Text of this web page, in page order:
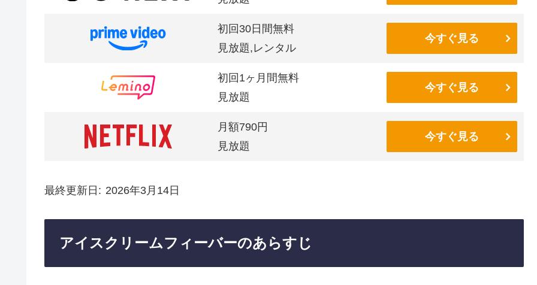
初回30日間無料
見放題,レンタル
今すぐ見る
初回1ヶ月間無料
見放題
今すぐ見る
月額790円
見放題
今すぐ見る
最終更新日 2026年3月14日
アイスクリームフィーバーのあらすじ